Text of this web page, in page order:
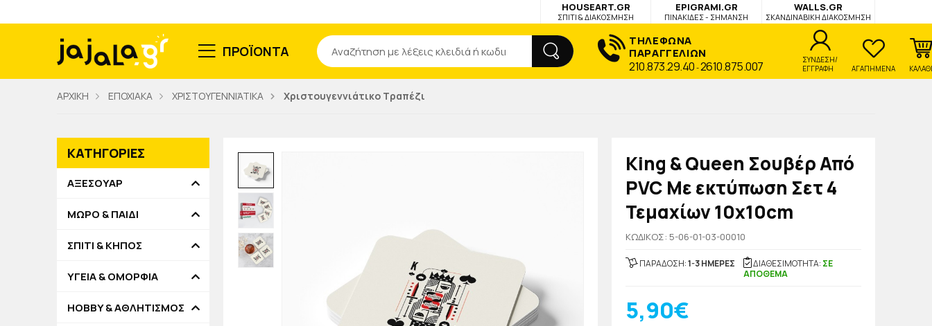
HOUSEART.GR
ΣΠΙΤΙ & ΔΙΑΚΟΣΜΗΣΗ
EPIGRAMI.GR
ΠΙΝΑΚΙΔΕΣ - ΣΗΜΑΝΣΗ
WALLS.GR
ΣΚΑΝΔΙΝΑΒΙΚΗ ΔΙΑΚΟΣΜΗΣΗ
ΠΡΟΪΟΝΤΑ
Αναζήτηση
ΤΗΛΕΦΩΝΑ
ΠΑΡΑΓΓΕΛΙΩΝ
210.873.29.40 -2610.875.007
ΣΥΝΔΕΣΗ/
ΕΓΓΡΑΦΗ
ΑΓΑΠΗΜΕΝΑ
ΑΡΧΙΚΗ ΕΠΟΧΙΑΚΑ ΧΡΙΣΤΟΥΓΕΝΝΙΆΤΙΚΑ Χριστουγεννιάτικο Τραπέζι
King & Queen Σουβέρ Από
PVC Με εκτύπωση Σετ 4
Τεμαχίων 10x10cm
KΩΔΙΚΟΣ: 5-06-01-03-00010
ΠΑΡΑΔΟΣΗ:1-3 ΗΜΕΡΕΣ ΔΙΑΘΕΣΙΜΟΤΗΤΑ: ΣΕ
ΑΠΟΘΕΜΑ
5,90€
ΚΑΤΗΓΟΡΙΕΣ
ΑΞΕΣΟΥΑΡ
ΜΩΡΟ & ΠΑΙΔΙ
ΣΠΙΤΙ & ΚΗΠΟΣ
ΥΓΕΙΑ & ΟΜΟΡΦΙΑ
HOBBY & ΑΘΛΗΤΙΣΜΟΣ